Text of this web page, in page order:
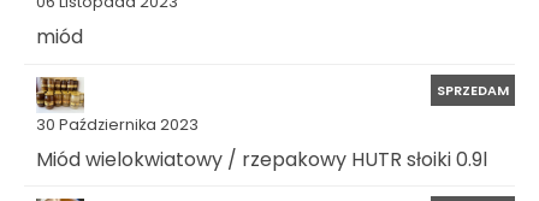
miód
30 Października 2023
SPRZEDAM
Miód wielokwiatowy / rzepakowy HUTR słoiki 0.9l